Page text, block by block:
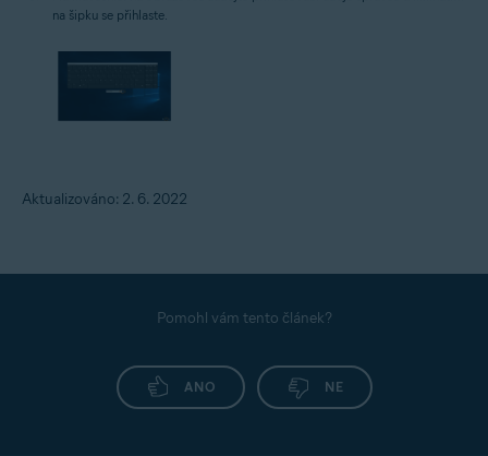
na šipku se přihlaste.
Aktualizováno: 2. 6. 2022
Pomohl vám tento článek?
ANO NE